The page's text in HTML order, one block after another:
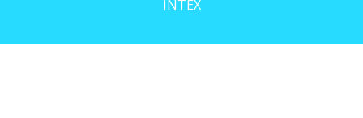
INTEX